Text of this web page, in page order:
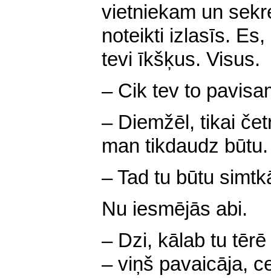
vietniekam un
noteikti izlasīs.
tevi īkšķus. Visus.
– Cik tev to
– Diemžēl, tikai
man tikdaudz būtu.
– Tad tu būtu
Nu iesmējās abi.
– Dzi, kālab tu
– viņš pavaicāja,